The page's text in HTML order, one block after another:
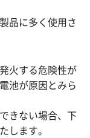
品に多く使用さ
火する危険性が
池が原因とみら
きない場合、下
します。